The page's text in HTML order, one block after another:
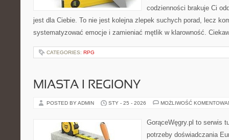
codzienności brakuje Ci
jest dla Ciebie. To nie jest kolejna zlepek suchych porad, lecz
systematyzować emocje i zamieniać mętlik w klarowność.
CATEGORIES: RPG
MIASTA I REGIONY
POSTED BY ADMIN STY - 25 - 2026 MOŻLIWOŚĆ
GorąceWęgry.pl to serwis
potrzeby doświadczania